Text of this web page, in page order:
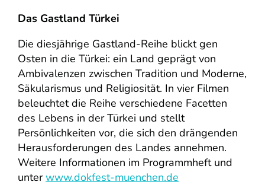
Das Gastland Türkei
Die diesjährige Gastland-Reihe blickt gen
Osten in die Türkei: ein Land geprägt von
Ambivalenzen zwischen Tradition und Moderne,
Säkularismus und Religiosität. In vier Filmen
beleuchtet die Reihe verschiedene Facetten
des Lebens in der Türkei und stellt
Persönlichkeiten vor, die sich den drängenden
Herausforderungen des Landes annehmen.
Weitere Informationen im Programmheft und
unterwww.dokfest-muenchen.de